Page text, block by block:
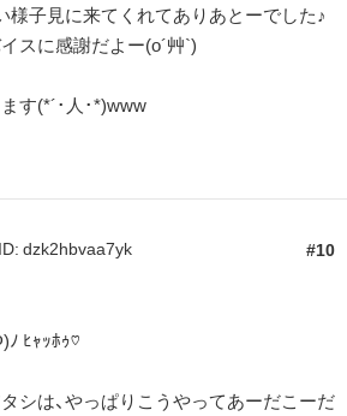
様子見に来てくれてありあとーでした♪
スに感謝だよー(o´艸`)
す(*´･人･*)www
10
ID: dzk2hbvaa7yk
ﾋｬｯﾎｩ♡
シは、やっぱりこうやってあーだこーだ